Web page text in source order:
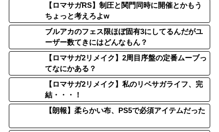
【ロマサガRS】制圧と関門同時に開催とかもう
ちょっと考えろよw
ブルアカのフェス限ほぼ固有3にしてるんだがユ
ーザー数てきにはどんなもん？
【ロマサガ2リメイク】2周目序盤の定番ムーブっ
てなにかある？
【ロマサガ2リメイク】私のリベサガライフ、完
結・・・！
【朗報】柔らかい布、PS5で必須アイテムだった